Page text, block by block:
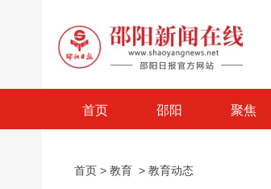
首页 邵阳 聚焦
首页 > 教育 > 教育动态